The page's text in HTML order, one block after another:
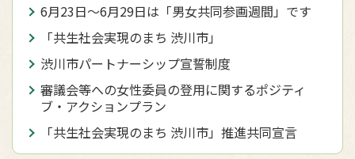
6月23日～6月29日は「男女共同参画週間」です
「共生社会実現のまち 渋川市」
渋川市パートナーシップ宣誓制度
審議会等への女性委員の登用に関するポジティ
ブ・アクションプラン
「共生社会実現のまち 渋川市」推進共同宣言